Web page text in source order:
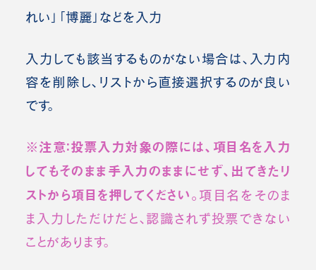
れい」「博麗」などを入力
入力しても該当するものがない場合は、入力内
容を削除し、リストから直接選択するのが良い
です。
※注意：投票入力対象の際には、項目名を入力
してもそのまま手入力のままにせず、出てきたリ
ストから項目を押してください。 項目名をそのま
ま入力しただけだと、認識されず投票できない
ことがあります。